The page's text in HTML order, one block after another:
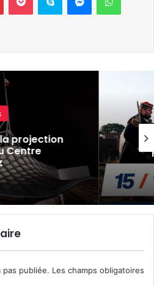
et cinéma
« Ça tombe
»
pas publiée. Les champs obligatoires